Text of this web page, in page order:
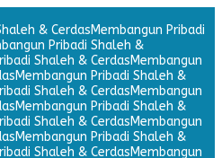
& CerdasMembangun Pribadi
Pribadi Shaleh &
Shaleh & CerdasMembangun
Membangun Pribadi Shaleh &
Shaleh & CerdasMembangun
Membangun Pribadi Shaleh &
Shaleh & CerdasMembangun
Membangun Pribadi Shaleh &
Shaleh & CerdasMembangun